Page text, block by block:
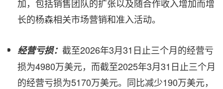
加，包括销售团队的扩张以及随合作收入增加而增
长的杨森相关市场营销和准入活动。
经营亏损： 截至2026年3月31日止三个月的经营亏
损为4980万美元，而截至2025年3月31日止三个月
的经营亏损为5170万美元。同比减少190万美元，